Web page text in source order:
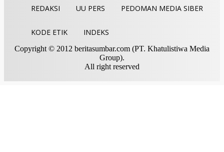
REDAKSI UU PERS PEDOMAN MEDIA SIBER
KODE ETIK INDEKS
Copyright © 2012 beritasumbar.com (PT. Khatulistiwa Media
Group).
All right reserved